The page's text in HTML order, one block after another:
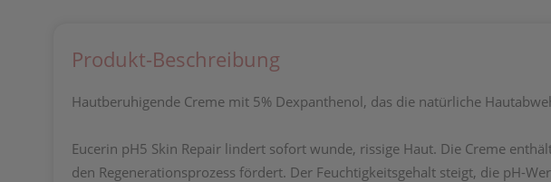
Produkt-Beschreibung
Hautberuhigende Creme mit 5% Dexpanthenol, das die natürliche
Eucerin pH5 Skin Repair lindert sofort wunde, rissige Haut. Die Creme
den Regenerationsprozess fördert. Der Feuchtigkeitsgehalt steigt, die pH-